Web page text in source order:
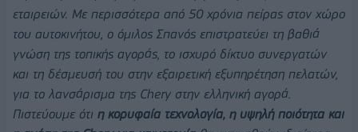
εταιρειών. Με περισσότερα από 50 χρόνια πείρας στον χώρο
του αυτοκινήτου, ο όμιλος Σπανός επιστρατεύει τη βαθιά
γνώση της τοπικής αγοράς, το ισχυρό δίκτυο συνεργατών
και τη δέσμευσή του στην εξαιρετική εξυπηρέτηση πελατών,
για το λανσάρισμα της Chery στην ελληνική αγορά.
Πιστεύουμε ότι η κορυφαία τεχνολογία, η υψηλή ποιότητα και